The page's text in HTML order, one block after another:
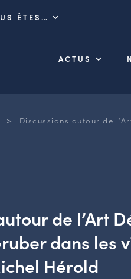
ÊTES…
ACTUS
> Discussions autour de
de l’Art
dans les
Hérold